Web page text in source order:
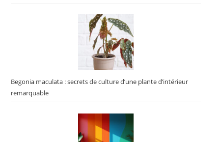
Begonia maculata : secrets de culture d’une plante d’intérieur
remarquable